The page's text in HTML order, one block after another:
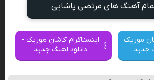
تمام آهنگ های مرتضی پاشایی
موزیک
جدید
اینستاگرام کاشان موزیک -
دانلود اهنگ جدید